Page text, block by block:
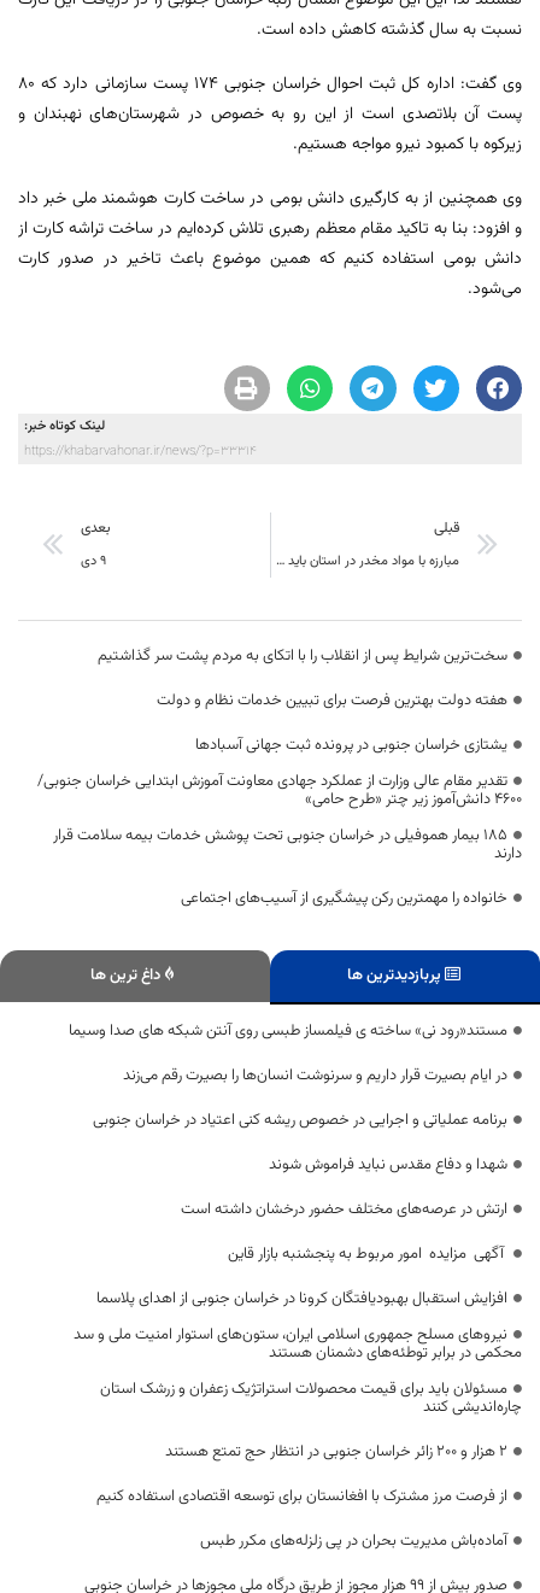
نسبت به سال گذشته کاهش داده است.
وی گفت: اداره کل ثبت احوال خراسان جنوبی ۱۷۴ پست سازمانی دارد که ۸۰
پست آن بلاتصدی است از این رو به خصوص در شهرستان‌های نهبندان و
زیرکوه با کمبود نیرو مواجه هستیم.
وی همچنین از به کارگیری دانش بومی در ساخت کارت هوشمند ملی خبر داد
و افزود: بنا به تاکید مقام معظم رهبری تلاش کرده‌ایم در ساخت تراشه کارت از
دانش بومی استفاده کنیم که همین موضوع باعث تاخیر در صدور کارت
می‌شود.
لینک کوتاه خبر:
https://khabarvahonar.ir/news/?p=33314
قبلی
مبارزه با مواد مخدر در استان باید همگانی شود
بعدی
۹ دی
سخت‌ترین شرایط پس از انقلاب را با اتکای به مردم پشت سر گذاشتیم
هفته دولت بهترین فرصت برای تبیین خدمات نظام و دولت
یشتازی خراسان جنوبی در پرونده ثبت جهانی آسبادها
تقدیر مقام عالی وزارت از عملکرد جهادی معاونت آموزش ابتدایی خراسان جنوبی/
۴۶۰۰ دانش‌آموز زیر چتر «طرح حامی»
۱۸۵ بیمار هموفیلی در خراسان جنوبی تحت پوشش خدمات بیمه سلامت قرار
دارند
خانواده را مهمترین رکن پیشگیری از آسیب‌های اجتماعی
پربازدیدترین ها داغ ترین ها
مستند«رود نی» ساخته ی فیلمساز طبسی روی آنتن شبکه های صدا وسیما
در ایام بصیرت قرار داریم و سرنوشت انسان‌ها را بصیرت رقم می‌زند
برنامه عملیاتی و اجرایی در خصوص ریشه کنی اعتیاد در خراسان جنوبی
شهدا و دفاع مقدس نباید فراموش شوند
ارتش در عرصه‌های مختلف حضور درخشان داشته است
آگهی مزایده امور مربوط به پنجشنبه بازار قاین
افزایش استقبال بهبودیافتگان کرونا در خراسان جنوبی از اهدای پلاسما
نیروهای مسلح جمهوری اسلامی ایران، ستون‌های استوار امنیت ملی و سد
محکمی در برابر توطئه‌های دشمنان هستند
مسئولان باید برای قیمت محصولات استراتژیک زعفران و زرشک استان
چاره‌اندیشی کنند
۲ هزار و ۲۰۰ زائر خراسان جنوبی در انتظار حج تمتع هستند
از فرصت مرز مشترک با افغانستان برای توسعه اقتصادی استفاده کنیم
آماده‌باش مدیریت بحران در پی زلزله‌های مکرر طبس
صدور بیش از ۹۹ هزار مجوز از طریق درگاه ملی مجوزها در خراسان جنوبی